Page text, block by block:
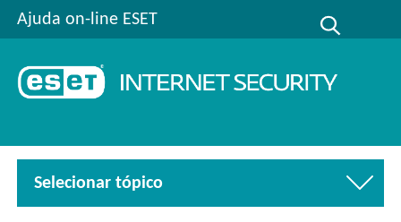
Ajuda on-line ESET
Selecionar tópico